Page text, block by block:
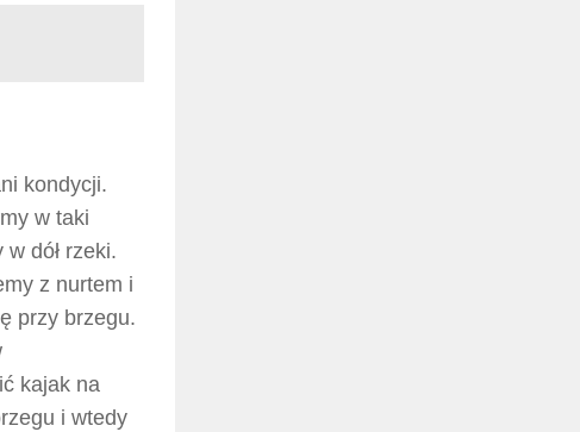
kondycji.
w taki
dół rzeki.
z nurtem i
przy brzegu.
kajak na
i wtedy